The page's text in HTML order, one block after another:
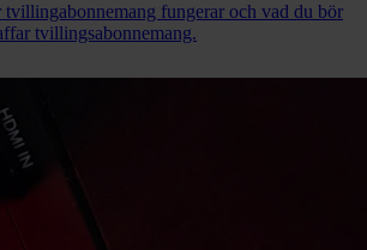
fungerar och vad du bör
tvillingsabonnemang.